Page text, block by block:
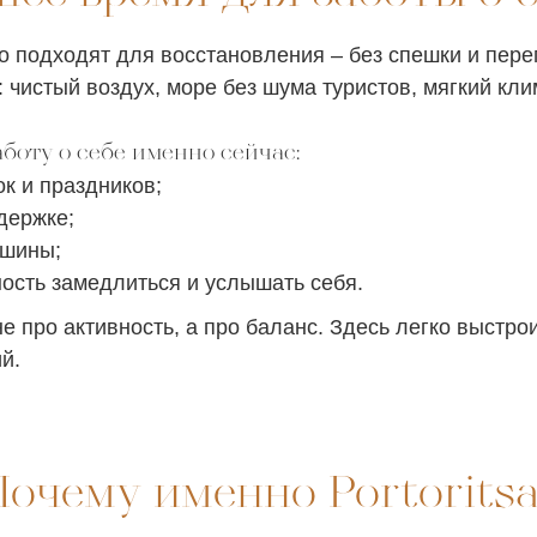
для восстановления – без спешки и
чистый воздух, море без шума туристов, мягкий
о себе именно сейчас:
и праздников;
замедлиться и услышать себя.
про активность, а про баланс. Здесь легко
именно